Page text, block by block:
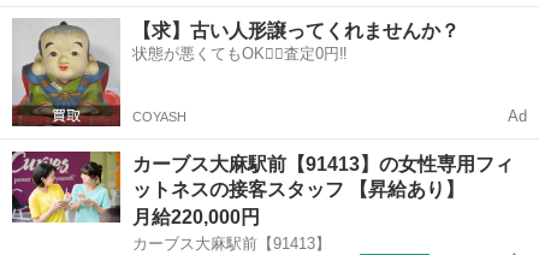
の使い方をアドバイスします。運動が初めての方や苦手な方がほとん
どなので、難しい指導はありません。「今日はこの動きを意識しまし
ょう！」といったお声がけをしながら、...
北海道 釧路市 その他
【求】古い人形譲ってくれませんか？
状態が悪くてもOK🙆‍♀️査定0円‼️
COYASH Ad
カーブス大麻駅前【91413】の女性専用フィ
ットネスの接客スタッフ 【昇給あり】
月給220,000円
カーブス大麻駅前【91413】